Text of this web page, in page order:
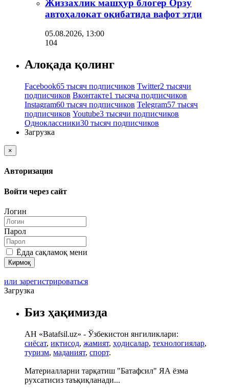
Жиззахлик машҳур блогер Орзу
автоҳалокат оқибатида вафот этди
05.08.2026, 13:00
104
Алоқада қолинг
Facebook65 тысяч подписчиков Twitter2 тысячи
подписчиков Вконтакте1 тысяча подписчиков
Instagram60 тысяч подписчиков Telegram57 тысяч
подписчиков Youtube3 тысячи подписчиков
Одноклассники30 тысяч подписчиков
Загрузка
×
Авторизация
Войти через сайт
Логин
Парол
Ёдда сақламоқ мени
или зарегистрироваться
Загрузка
Биз ҳақимизда
АН «Batafsil.uz» - Ўзбекистон янгиликлари:
сиёсат, иқтисод, жамият, ҳодисалар, технологиялар,
туризм, маданият, спорт.
Материалларни тарқатиш "Батафсил" ЯА ёзма
рухсатисиз таъқиқланади...